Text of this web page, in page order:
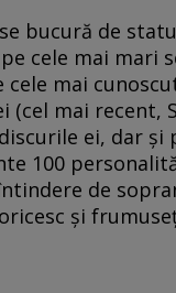
bucură de
cele mai mari
mai
mai recent,
ei, dar şi
100
de
şi